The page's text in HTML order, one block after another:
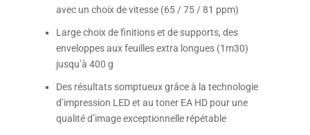
avec un choix de vitesse (65 / 75 / 81 ppm)
Large choix de finitions et de supports, des
enveloppes aux feuilles extra longues (1m30)
jusqu’à 400 g
Des résultats somptueux grâce à la technologie
d’impression LED et au toner EA HD pour une
qualité d’image exceptionnelle répétable